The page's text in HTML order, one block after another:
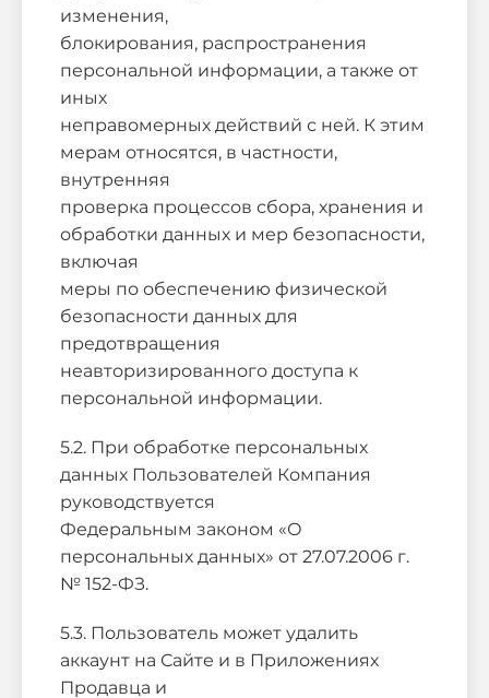
изменения,
блокирования, распространения
персональной информации, а также от
иных
неправомерных действий с ней. К этим
мерам относятся, в частности,
внутренняя
проверка процессов сбора, хранения и
обработки данных и мер безопасности,
включая
меры по обеспечению физической
безопасности данных для
предотвращения
неавторизированного доступа к
персональной информации.
5.2. При обработке персональных
данных Пользователей Компания
руководствуется
Федеральным законом «О
персональных данных» от 27.07.2006 г.
№ 152-ФЗ.
5.3. Пользователь может удалить
аккаунт на Сайте и в Приложениях
Продавца и